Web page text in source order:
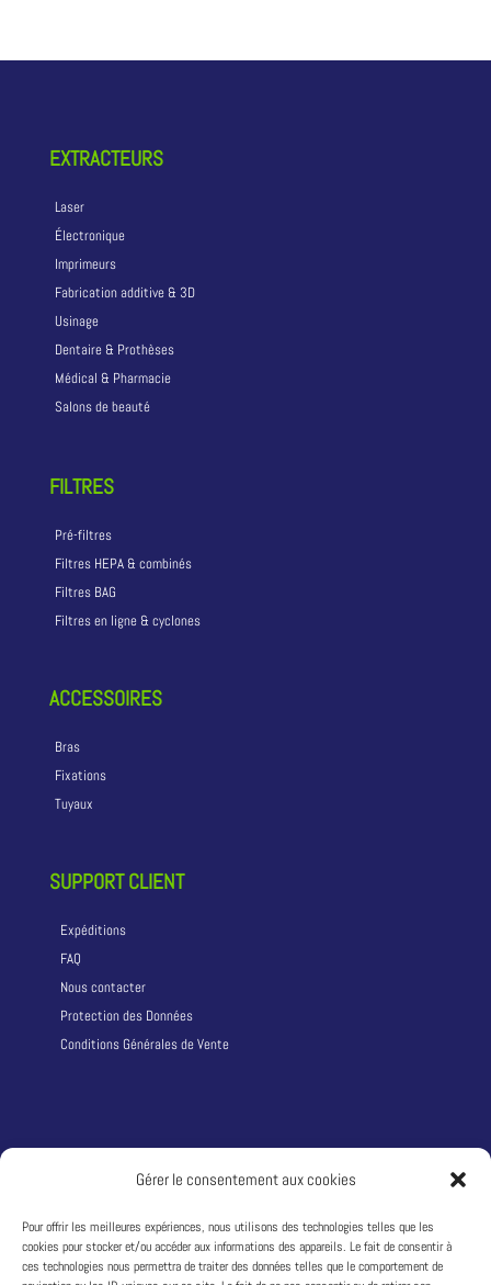
Gérer le consentement aux cookies
Pour offrir les meilleures expériences, nous utilisons des technologies telles que les
cookies pour stocker et/ou accéder aux informations des appareils. Le fait de consentir à
ces technologies nous permettra de traiter des données telles que le comportement de
EXTRACTEURS
Laser
Électronique
Imprimeurs
Fabrication additive & 3D
Usinage
Dentaire & Prothèses
Médical & Pharmacie
Salons de beauté
FILTRES
Pré-filtres
Filtres HEPA & combinés
Filtres BAG
Filtres en ligne & cyclones
ACCESSOIRES
Bras
Fixations
Tuyaux
SUPPORT CLIENT
Expéditions
FAQ
Nous contacter
Protection des Données
Conditions Générales de Vente
LA SOCIÉTÉ
Qui sommes nous ?
Adresse :1242 route du Puy d’Or 69760 LIMONEST – France
T:
+33 4 81 68 04 04